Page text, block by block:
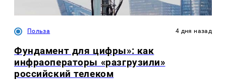
Польза 4 дня назад
Фундамент для цифры»: как
инфраоператоры «разгрузили»
российский телеком